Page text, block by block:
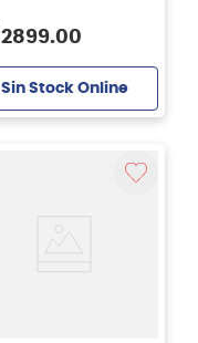
2899.00
Sin Stock Online